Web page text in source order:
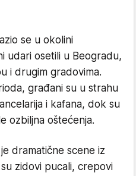
se u okolini
udari osetili u Beogradu,
i drugim gradovima.
građani su u strahu
i kafana, dok su
ozbiljna oštećenja.
dramatične scene iz
zidovi pucali, crepovi